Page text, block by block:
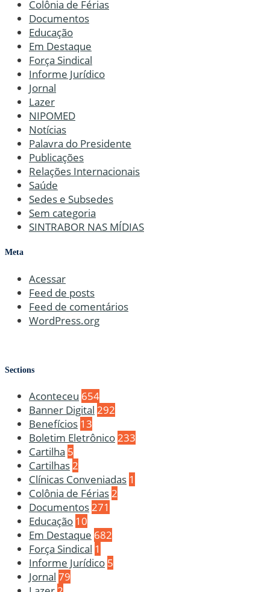
Colônia de Férias
Documentos
Educação
Em Destaque
Força Sindical
Informe Jurídico
Jornal
Lazer
NIPOMED
Notícias
Palavra do Presidente
Publicações
Relações Internacionais
Saúde
Sedes e Subsedes
Sem categoria
SINTRABOR NAS MÍDIAS
Meta
Acessar
Feed de posts
Feed de comentários
WordPress.org
Sections
Aconteceu 654
Banner Digital 292
Benefícios 13
Boletim Eletrônico233
Cartilha 5
Cartilhas2
Clínicas Conveniadas 1
Colônia de Férias2
Documentos271
Educação 10
Em Destaque 682
Força Sindical 1
Informe Jurídico 5
Jornal 79